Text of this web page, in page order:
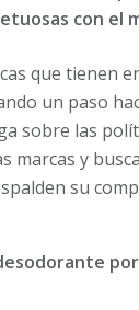
con el
que tienen
un paso
sobre las
marcas y
su